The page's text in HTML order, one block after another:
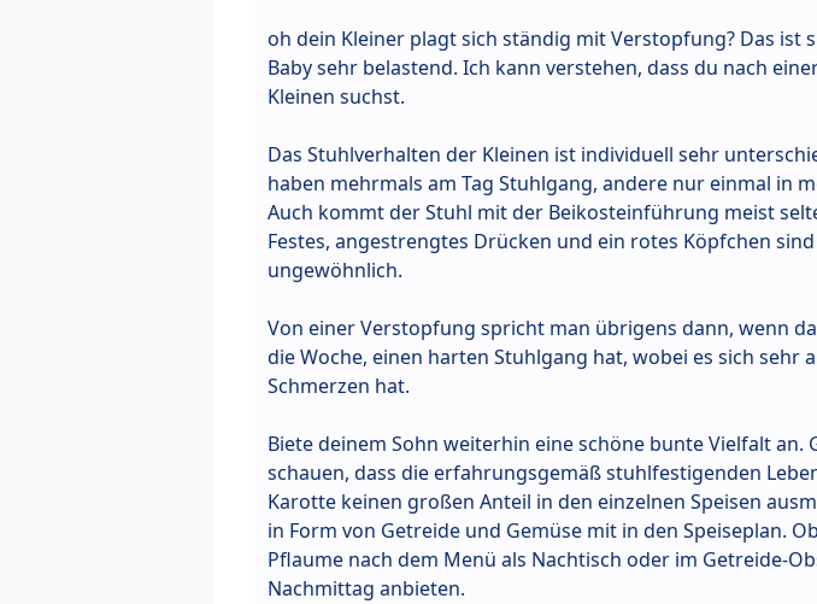
oh dein Kleiner plagt sich ständig mit Verstopfung? Das ist
Baby sehr belastend. Ich kann verstehen, dass du nach
Kleinen suchst.
Das Stuhlverhalten der Kleinen ist individuell sehr
haben mehrmals am Tag Stuhlgang, andere nur einmal in
Auch kommt der Stuhl mit der Beikosteinführung meist
Festes, angestrengtes Drücken und ein rotes Köpfchen
ungewöhnlich.
Von einer Verstopfung spricht man übrigens dann, wenn
die Woche, einen harten Stuhlgang hat, wobei es sich sehr
Schmerzen hat.
Biete deinem Sohn weiterhin eine schöne bunte Vielfalt an.
schauen, dass die erfahrungsgemäß stuhlfestigenden
Karotte keinen großen Anteil in den einzelnen Speisen
in Form von Getreide und Gemüse mit in den Speiseplan.
Pflaume nach dem Menü als Nachtisch oder im Getreide-
Nachmittag anbieten.